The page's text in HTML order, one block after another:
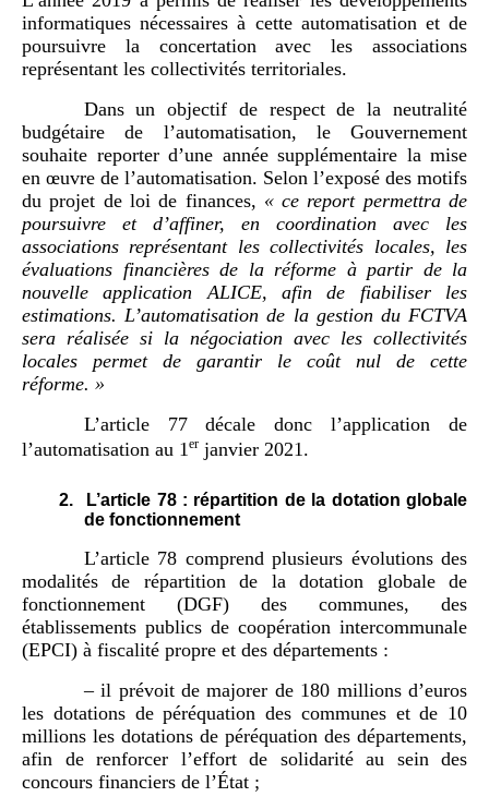
informatiques nécessaires à cette automatisation et de
poursuivre la concertation avec les associations
représentant les collectivités territoriales.
Dans un objectif de respect de la neutralité
budgétaire de l’automatisation, le Gouvernement
souhaite reporter d’une année supplémentaire la mise
en œuvre de l’automatisation. Selon l’exposé des motifs
du projet de loi de finances, « ce report permettra de
poursuivre et d’affiner, en coordination avec les
associations représentant les collectivités locales, les
évaluations financières de la réforme à partir de la
nouvelle application ALICE, afin de fiabiliser les
estimations. L’automatisation de la gestion du FCTVA
sera réalisée si la négociation avec les collectivités
locales permet de garantir le coût nul de cette
réforme. »
L’article 77 décale donc l’application de
l’automatisation au 1er janvier 2021.
2.
L’article 78 : répartition de la dotation globale
de fonctionnement
L’article 78 comprend plusieurs évolutions des
modalités de répartition de la dotation globale de
fonctionnement (DGF) des communes, des
établissements publics de coopération intercommunale
(EPCI) à fiscalité propre et des départements :
– il prévoit de majorer de 180 millions d’euros
les dotations de péréquation des communes et de 10
millions les dotations de péréquation des départements,
afin de renforcer l’effort de solidarité au sein des
concours financiers de l’État ;